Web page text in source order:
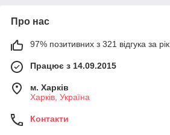
Про нас
97% позитивних з 321 відгука за рік
Працює з 14.09.2015
м. Харків
Харків, Україна
Контакти